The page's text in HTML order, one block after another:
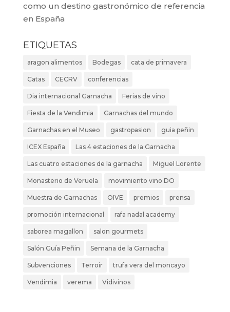
como un destino gastronómico de referencia
en España
ETIQUETAS
aragon alimentos Bodegas cata de primavera
Catas CECRV conferencias
Dia internacional Garnacha Ferias de vino
Fiesta de la Vendimia Garnachas del mundo
Garnachas en el Museo gastropasion guia peñin
ICEX España Las 4 estaciones de la Garnacha
Las cuatro estaciones de la garnacha Miguel Lorente
Monasterio de Veruela movimiento vino DO
Muestra de Garnachas OIVE premios prensa
promoción internacional rafa nadal academy
saborea magallon salon gourmets
Salón Guía Peñin Semana de la Garnacha
Subvenciones Terroir trufa vera del moncayo
Vendimia verema Vidivinos